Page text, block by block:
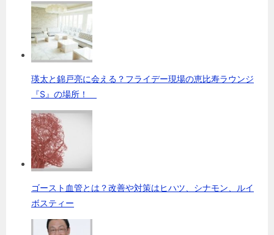
瑛太と錦戸亮に会える？フライデー現場の恵比寿ラウンジ
『S』の場所！
ゴースト血管とは？改善や対策はヒハツ、シナモン、ルイ
ボスティー